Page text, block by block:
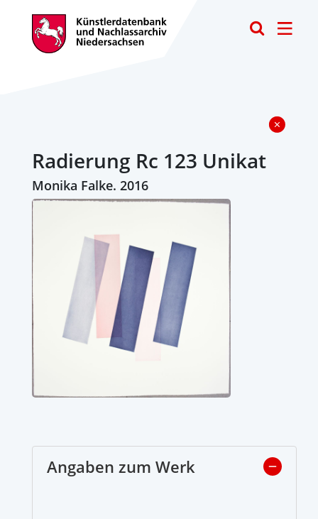
Radierung Rc 123 Unikat
Monika Falke. 2016
Angaben zum Werk